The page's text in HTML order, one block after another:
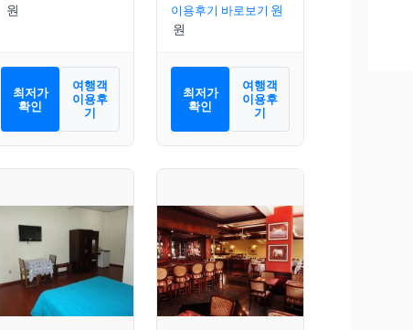
최저가
확인
여행객
이용후
기
이용후기 바로보기
최저가
확인
여행객
이용후
기